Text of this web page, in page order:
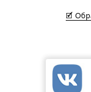
🗹